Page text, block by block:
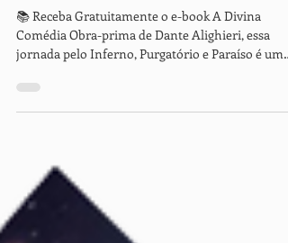
Ganhe um E-book Exclusivo
📚 Receba Gratuitamente o e-book A Divina
jornada pelo Inferno, Purgatório e Paraíso é um
dos maiores clássicos da literatura mundial. ✨
mergulhe nessa leitura inesquecível.